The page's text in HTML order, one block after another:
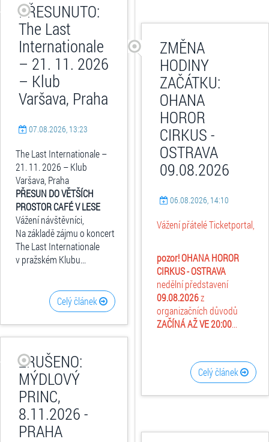
PŘESUNUTO:
The Last
Internationale
– 21. 11. 2026
– Klub
Varšava, Praha
07.08.2026, 13:23
The Last Internationale –
21. 11. 2026 – Klub
Varšava, Praha
PŘESUN DO VĚTŠÍCH
PROSTOR CAFÉ V LESE
Vážení návštěvníci,
Na základě zájmu o koncert
The Last Internationale
v pražském Klubu...
Celý článek
ZMĚNA
HODINY
ZAČÁTKU:
OHANA
HOROR
CIRKUS -
OSTRAVA
09.08.2026
06.08.2026, 14:10
Vážení přátelé Ticketportal,
pozor! OHANA HOROR
CIRKUS - OSTRAVA
nedělní představení
09.08.2026z
organizačních důvodů
ZAČÍNÁ AŽ VE 20:00...
Celý článek
ZRUŠENO:
MÝDLOVÝ
PRINC,
8.11.2026 -
PRAHA